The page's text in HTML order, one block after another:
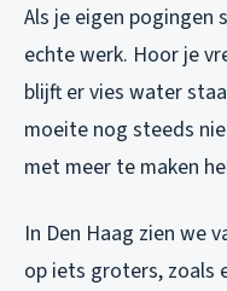
Als je eigen
echte werk. Hoor je
blijft er vies water
moeite nog steeds
met meer te maken
In Den Haag zien we
op iets groters, zoals